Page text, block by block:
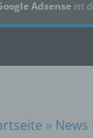
Adsenseist
» News